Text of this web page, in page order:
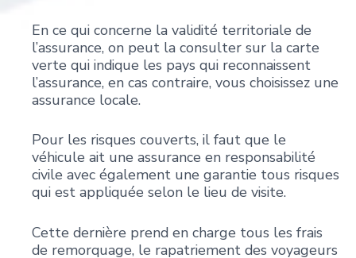
En ce qui concerne la validité territoriale de
l’assurance, on peut la consulter sur la carte
verte qui indique les pays qui reconnaissent
l’assurance, en cas contraire, vous choisissez une
assurance locale.
Pour les risques couverts, il faut que le
véhicule ait une assurance en responsabilité
civile avec également une garantie tous risques
qui est appliquée selon le lieu de visite.
Cette dernière prend en charge tous les frais
de remorquage, le rapatriement des voyageurs